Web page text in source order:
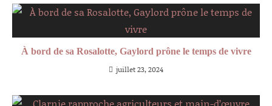
À bord de sa Rosalotte, Gaylord prône le temps de vivre
juillet 23, 2024